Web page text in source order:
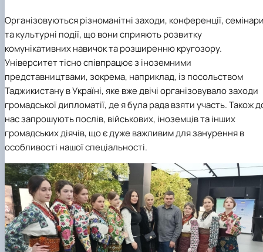
Організовуються різноманітні заходи, конференції,
та культурні події, що вони сприяють розвитку
комунікативних навичок та розширенню кругозору.
Університет тісно співпрацює з іноземними
представництвами, зокрема, наприклад, із посольством
Таджикистану в Україні, яке вже двічі організовувало заходи
громадської дипломатії, де я була рада взяти участь. Також
нас запрошують послів, військових, іноземців та інших
громадських діячів, що є дуже важливим для занурення в
особливості нашої спеціальності.